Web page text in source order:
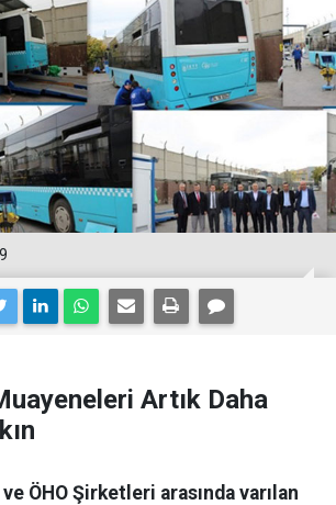
Artık Daha
ÖHO Şirketleri arasında varılan